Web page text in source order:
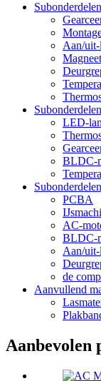
Aan/
LED-
BLDC-
PCBA
AC-
BLDC-
Aan/
de
Aanvullend
Aanbevolen